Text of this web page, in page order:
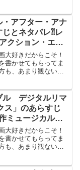
フリカ某国へ派遣さ...
・アフター・アナ
とネタバレ⁈レ
クション・エン
大好きだからこそ！
書かせてもらってま
、あまり観ない方
分）元革命家とそれを
ル デジタルリマ
ス」のあらすじ
ミュージカルが
大好きだからこそ！
書かせてもらってま
、あまり観ない方